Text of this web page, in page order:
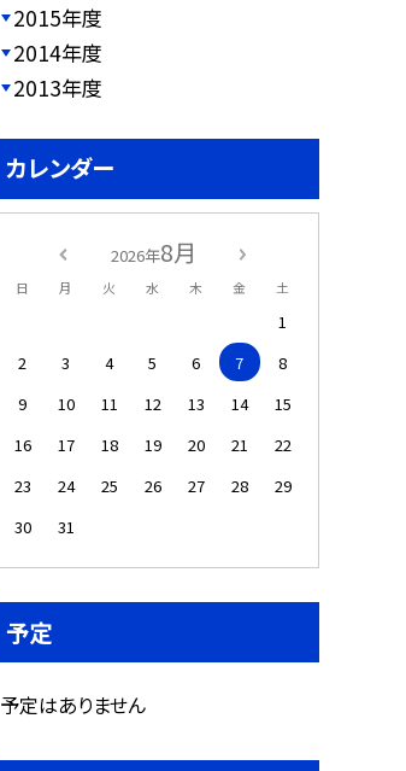
2015年度
2014年度
2013年度
カレンダー
2026年8月
日 月 火 水 木 金 土
1
2
3 4 5 6 7
8
9
10 11 12 13 14
15
16
17 18 19 20 21
22
23
24 25 26 27 28
29
30
31
予定
予定はありません